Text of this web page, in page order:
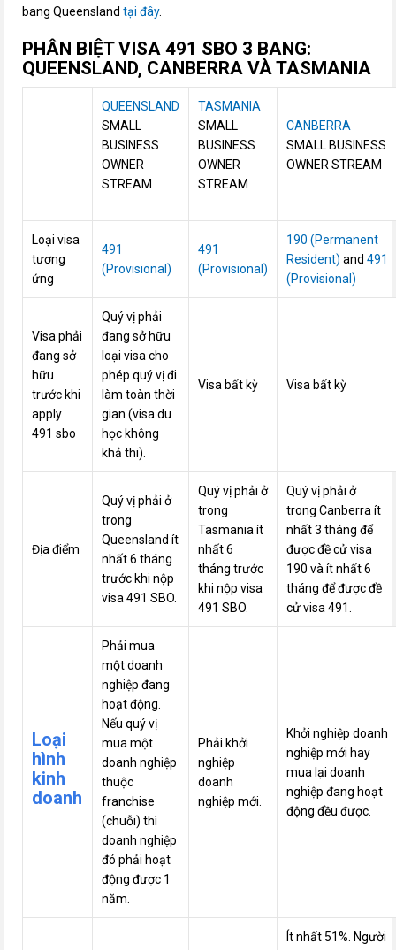
bang Queenslandtại đây.
PHÂN BIỆT VISA 491 SBO 3 BANG:
QUEENSLAND, CANBERRA VÀ TASMANIA
QUEENSLAND
SMALL
BUSINESS
OWNER
STREAM
TASMANIA
SMALL
BUSINESS
OWNER
STREAM
CANBERRA
SMALL BUSINESS
OWNER STREAM
Loại visa
tương
ứng
491
(Provisional)
491
(Provisional)
190 (Permanent
Resident) and491
(Provisional)
Visa phải
đang sở
hữu
trước khi
apply
491 sbo
Quý vị phải
đang sở hữu
loại visa cho
phép quý vị đi
làm toàn thời
gian (visa du
học không
khả thi).
Visa bất kỳ Visa bất kỳ
Địa điểm
Quý vị phải ở
trong
Queensland ít
nhất 6 tháng
trước khi nộp
visa 491 SBO.
Quý vị phải ở
trong
Tasmania ít
nhất 6
tháng trước
khi nộp visa
491 SBO.
Quý vị phải ở
trong Canberra ít
nhất 3 tháng để
được đề cử visa
190 và ít nhất 6
tháng để được đề
cử visa 491.
Loại
hình
kinh
doanh
Phải mua
một doanh
nghiệp đang
hoạt động.
Nếu quý vị
mua một
doanh nghiệp
thuộc
franchise
(chuỗi) thì
doanh nghiệp
đó phải hoạt
động được 1
năm.
Phải khởi
nghiệp
doanh
nghiệp mới.
Khởi nghiệp doanh
nghiệp mới hay
mua lại doanh
nghiệp đang hoạt
động đều được.
Ít nhất 51%. Người